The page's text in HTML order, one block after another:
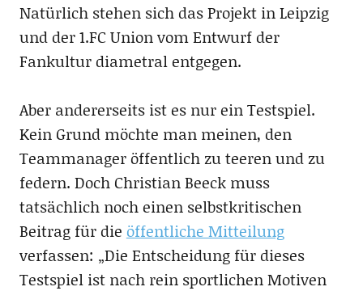
Natürlich stehen sich das Projekt in Leipzig
und der 1.FC Union vom Entwurf der
Fankultur diametral entgegen.
Aber andererseits ist es nur ein Testspiel.
Kein Grund möchte man meinen, den
Teammanager öffentlich zu teeren und zu
federn. Doch Christian Beeck muss
tatsächlich noch einen selbstkritischen
Beitrag für die öffentliche Mitteilung
verfassen: „Die Entscheidung für dieses
Testspiel ist nach rein sportlichen Motiven